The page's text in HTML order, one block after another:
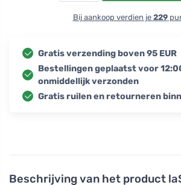
Beschrijving van het product
Bij aankoop verdien je 229
Gratis verzending boven 95 EUR
Bestellingen geplaatst voor
onmiddellijk verzonden
Gratis ruilen en retourneren